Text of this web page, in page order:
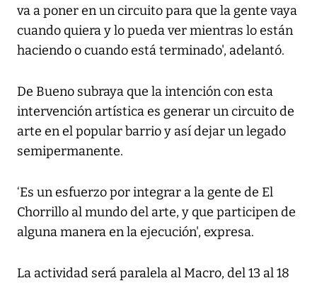
va a poner en un circuito para que la gente vaya
cuando quiera y lo pueda ver mientras lo están
haciendo o cuando está terminado', adelantó.
De Bueno subraya que la intención con esta
intervención artística es generar un circuito de
arte en el popular barrio y así dejar un legado
semipermanente.
‘Es un esfuerzo por integrar a la gente de El
Chorrillo al mundo del arte, y que participen de
alguna manera en la ejecución', expresa.
La actividad será paralela al Macro, del 13 al 18